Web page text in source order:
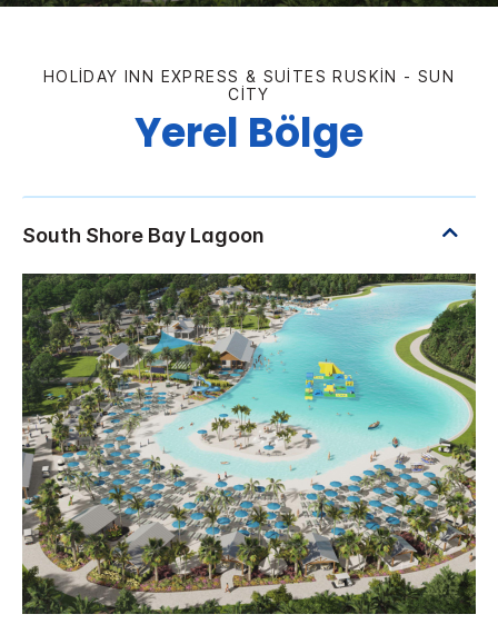
HOLIDAY INN EXPRESS & SUITES RUSKIN - SUN
CITY
Yerel Bölge